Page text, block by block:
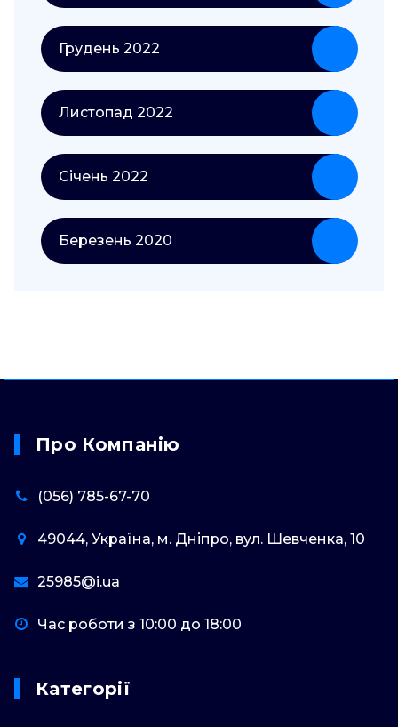
Грудень 2022
Листопад 2022
Січень 2022
Березень 2020
Про Компанію
(056) 785-67-70
49044, Україна, м. Дніпро, вул. Шевченка, 10
25985@i.ua
Час роботи з 10:00 до 18:00
Категорії